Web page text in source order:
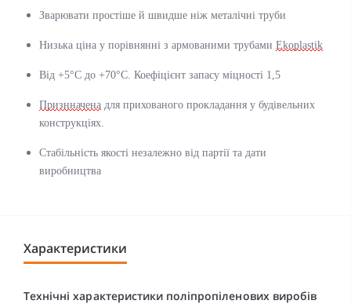
Зварювати простіше й швидше ніж металічні труби
Низька ціна у порівнянні з армованими трубами Ekoplastik
Від +5°C до +70°C. Коефіцієнт запасу міцності 1,5
Признначена для прихованого прокладання у будівельних
конструкціях.
Стабільність якості незалежно від партії та дати
виробництва
Характеристики
Технічні характеристики поліпропіленових виробів